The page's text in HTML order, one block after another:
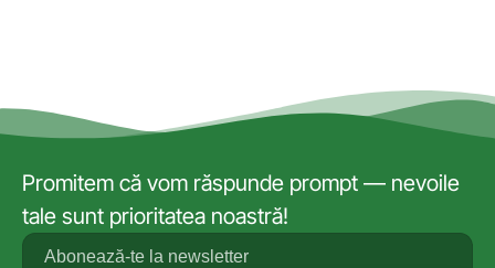
Promitem că vom răspunde prompt — nevoile
tale sunt prioritatea noastră!